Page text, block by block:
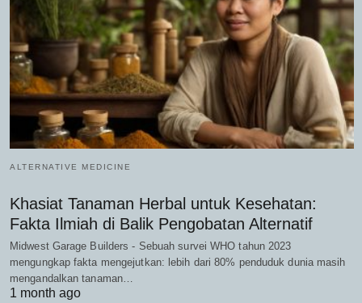
ALTERNATIVE MEDICINE
Khasiat Tanaman Herbal untuk Kesehatan:
Fakta Ilmiah di Balik Pengobatan Alternatif
Midwest Garage Builders - Sebuah survei WHO tahun 2023
mengungkap fakta mengejutkan: lebih dari 80% penduduk dunia masih
mengandalkan tanaman…
1 month ago